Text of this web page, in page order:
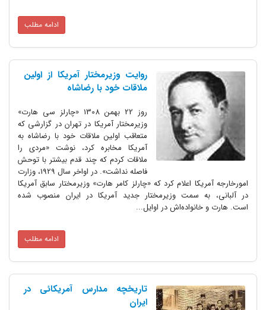
ادامه مطلب
روایت وزیرمختار آمریکا از اولین
ملاقات خود با رضاشاه
روز 22 بهمن 1308 «چارلز سی هارت»
وزیرمختار آمریکا در تهران در گزارشی که
متعاقب اولین ملاقات خود با رضاشاه به
آمریکا مخابره کرد، نوشت «مردی را
ملاقات کردم که چند قدم بیشتر با توحش
فاصله نداشت». در اواخر سال 1929، وزارت
امورخارجه آمریکا اعلام کرد که «چارلز کامر هارت» وزیرمختار سابق آمریکا
در ‌آلبانی، به سمت وزیرمختار جدید آمریکا در ایران منصوب شده
است.‌ هارت و خانواده‌اش در اوایل...
ادامه مطلب
تاریخچه مدارس آمریکائی در
ایران